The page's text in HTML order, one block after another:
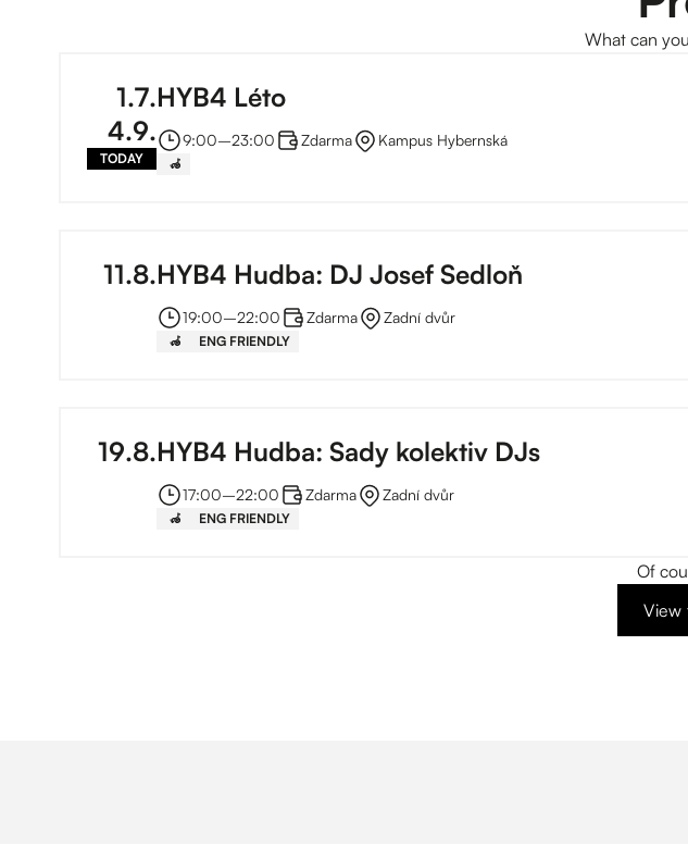
What can
1.7.
4.9.
TODAY
HYB4 Léto
9:00–⁠23:00 Zdarma Kampus Hybernská
‍🦽
11.8.HYB4 Hudba: DJ Josef Sedloň
19:00–⁠22:00 Zdarma Zadní dvůr
‍🦽 ENG FRIENDLY
19.8.HYB4 Hudba: Sady kolektiv DJs
17:00–⁠22:00 Zdarma Zadní dvůr
‍🦽 ENG FRIENDLY
Of
View